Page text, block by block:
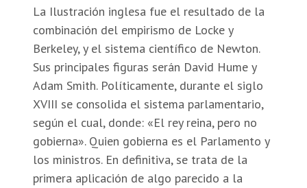
La Ilustración inglesa fue el resultado de la
combinación del empirismo de Locke y
Berkeley, y el sistema científico de Newton.
Sus principales figuras serán David Hume y
Adam Smith. Políticamente, durante el siglo
XVIII se consolida el sistema parlamentario,
según el cual, donde: «El rey reina, pero no
gobierna». Quien gobierna es el Parlamento y
los ministros. En definitiva, se trata de la
primera aplicación de algo parecido a la